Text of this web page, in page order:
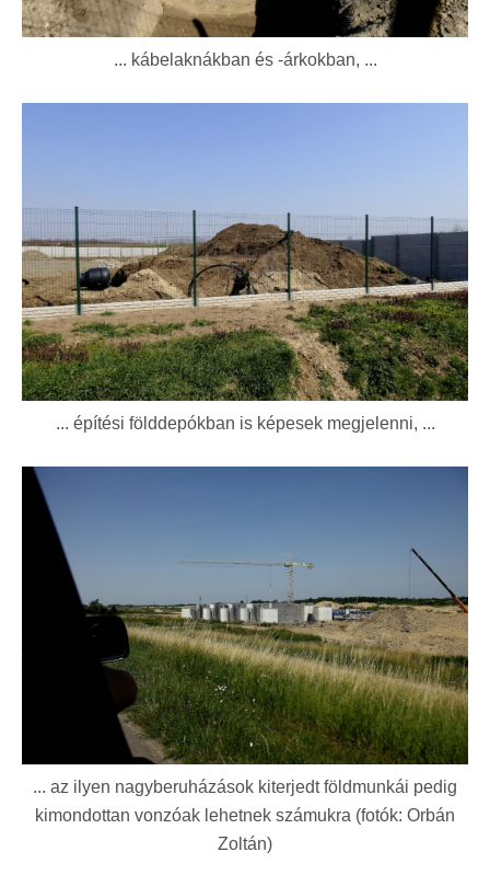
... kábelaknákban és -árkokban, ...
... építési földdepókban is képesek megjelenni, ...
... az ilyen nagyberuházások kiterjedt földmunkái pedig
kimondottan vonzóak lehetnek számukra (fotók: Orbán
Zoltán)